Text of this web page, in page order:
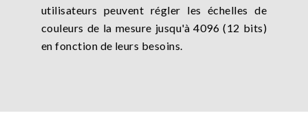
utilisateurs peuvent régler les échelles de
couleurs de la mesure jusqu'à 4096 (12 bits)
en fonction de leurs besoins.